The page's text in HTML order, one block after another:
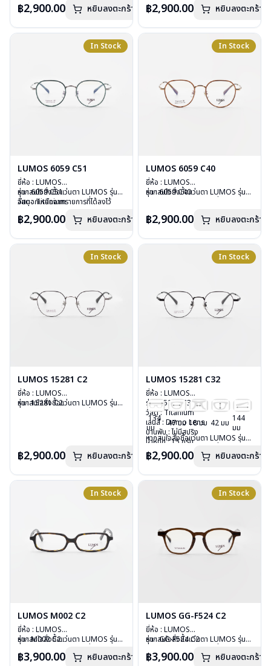
เลนส์ : Demo Lens
น้ำหนัก : 16 กรัม
อุปกรณ์ : กล่องแว่น , ผ้าเช็ดแว่น
กรุณาติดต่อเราคลิก
฿2,900.00 หยิบลงตะกร้า
เลนส์ : Demo Lens
น้ำหนัก : 16 กรัม
อุปกรณ์ : กล่องแว่น , ผ้าเช็ดแว่น
กรุณาติดต่อเราคลิก
฿2,900.00 หยิบลงตะกร้า
In Stock
LUMOS 6059 C51
ยี่ห้อ : LUMOS
รุ่น : 6059 C51
วัสดุ : Titanium
บานพับ : ไม่มีสปริง
อุปกรณ์ : กล่องแว่น , ผ้าเช็ดแว่น
หากสนใจสั่งชื้อแว่นตา LUMOS รุ่น
อื่นนอกเหนือจากรายการที่ได้ลงไว้
฿2,900.00 หยิบลงตะกร้า
In Stock
LUMOS 6059 C40
ยี่ห้อ : LUMOS
รุ่น : 6059 C40
บานพับ : ไม่มีสปริง
อุปกรณ์ : กล่องแว่น , ผ้าเช็ดแว่น
หากสนใจสั่งชื้อแว่นตา LUMOS รุ่น
฿2,900.00 หยิบลงตะกร้า
In Stock
LUMOS 15281 C2
ยี่ห้อ : LUMOS
รุ่น : 15281 C2
อุปกรณ์ : กล่องแว่น , ผ้าเช็ดแว่น
การรับประกัน : 2 ปี
หากสนใจสั่งชื้อแว่นตา LUMOS รุ่น
฿2,900.00 หยิบลงตะกร้า
In Stock
LUMOS 15281 C32
ยี่ห้อ : LUMOS
รุ่น : 15281 C32
วัสดุ : Titanium
เลนส์ : Demo Lens
บานพับ : ไม่มีสปริง
น้ำหนัก : 15 กรัม
อุปกรณ์ : กล่องแว่น , ผ้าเช็ดแว่น
การรับประกัน : 2 ปี
134
มม
47 มม 18 มม 42 มม 144
มม
หากสนใจสั่งชื้อแว่นตา LUMOS รุ่น
กรุณาติดต่อเราคลิก
฿2,900.00 หยิบลงตะกร้า
In Stock
LUMOS M002 C2
ยี่ห้อ : LUMOS
รุ่น : M002 C2
เลนส์ : Demo Lens
หากสนใจสั่งชื้อแว่นตา LUMOS รุ่น
กรุณาติดต่อเราคลิก
฿3,900.00 หยิบลงตะกร้า
In Stock
LUMOS GG-F524 C2
ยี่ห้อ : LUMOS
รุ่น : GG-F524 C2
เลนส์ : Demo Lens
หากสนใจสั่งชื้อแว่นตา LUMOS รุ่น
กรุณาติดต่อเราคลิก
฿3,900.00 หยิบลงตะกร้า